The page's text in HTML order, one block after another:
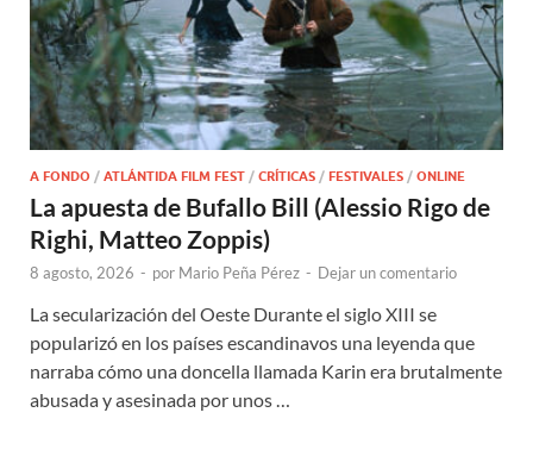
A FONDO / ATLÁNTIDA FILM FEST / CRÍTICAS / FESTIVALES / ONLINE
La apuesta de Bufallo Bill (Alessio Rigo de
Righi, Matteo Zoppis)
8 agosto, 2026 - por Mario Peña Pérez - Dejar un comentario
La secularización del Oeste Durante el siglo XIII se
popularizó en los países escandinavos una leyenda que
narraba cómo una doncella llamada Karin era brutalmente
abusada y asesinada por unos …